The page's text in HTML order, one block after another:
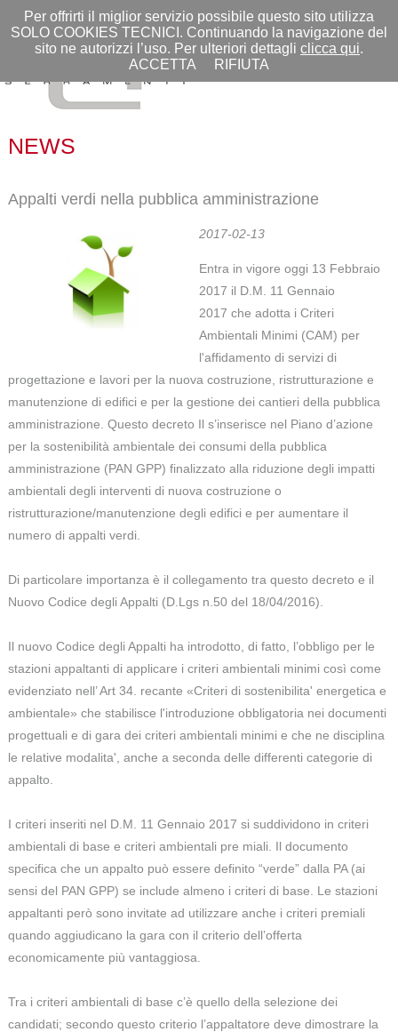
Per offrirti il miglior servizio possibile questo sito utilizza
SOLO COOKIES TECNICI. Continuando la navigazione del
sito ne autorizzi l’uso. Per ulteriori dettagli clicca qui.
ACCETTA
RIFIUTA
IT |EN
NEWS
Appalti verdi nella pubblica amministrazione
2017-02-13
Entra in vigore oggi 13 Febbraio
2017 il D.M. 11 Gennaio
2017 che adotta i Criteri
Ambientali Minimi (CAM) per
l'affidamento di servizi di
progettazione e lavori per la nuova costruzione, ristrutturazione e
manutenzione di edifici e per la gestione dei cantieri della pubblica
amministrazione. Questo decreto Il s’inserisce nel Piano d’azione
per la sostenibilità ambientale dei consumi della pubblica
amministrazione (PAN GPP) finalizzato alla riduzione degli impatti
ambientali degli interventi di nuova costruzione o
ristrutturazione/manutenzione degli edifici e per aumentare il
numero di appalti verdi.
Di particolare importanza è il collegamento tra questo decreto e il
Nuovo Codice degli Appalti (D.Lgs n.50 del 18/04/2016).
Il nuovo Codice degli Appalti ha introdotto, di fatto, l’obbligo per le
stazioni appaltanti di applicare i criteri ambientali minimi così come
evidenziato nell’ Art 34. recante «Criteri di sostenibilita' energetica e
ambientale» che stabilisce l'introduzione obbligatoria nei documenti
progettuali e di gara dei criteri ambientali minimi e che ne disciplina
le relative modalita', anche a seconda delle differenti categorie di
appalto.
I criteri inseriti nel D.M. 11 Gennaio 2017 si suddividono in criteri
ambientali di base e criteri ambientali pre miali. Il documento
specifica che un appalto può essere definito “verde” dalla PA (ai
sensi del PAN GPP) se include almeno i criteri di base. Le stazioni
appaltanti però sono invitate ad utilizzare anche i criteri premiali
quando aggiudicano la gara con il criterio dell’offerta
economicamente più vantaggiosa.
Tra i criteri ambientali di base c’è quello della selezione dei
candidati; secondo questo criterio l’appaltatore deve dimostrare la